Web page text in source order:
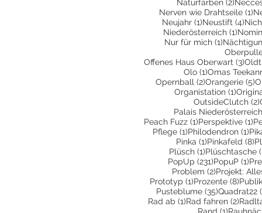
Naturfärben (2)2
Nerven wie Drahtseile (1)1
Neujahr (1)1 Beitrag
Neustift (4)4
Niederösterreich (1)1
Nur für mich (1)1 Beitrag
Offenes Haus Oberwart (3)3
Olo (1)1 Beitrag
Omas
Opernball (2)2 Beiträge
Orangerie (5)5
Organistation (1)1
OutsideClutch (2)
Palais Niederösterreich
Peach Fuzz (1)1 Beitrag
Perspektive (1)1
Pflege (1)1 Beitrag
Philodendron (1)1
Pinka (1)1 Beitrag
Pinkafeld (8)8
Plüsch (1)1 Beitrag
Plüschtasche
PopUp (231)231 Beiträge
PopuP (1)1
Problem (2)2 Beiträge
Projekt:
Prototyp (1)1 Beitrag
Prozente (8)8
Pusteblume (35)35 Beiträge
Quadrat22
Rad ab (1)1 Beitrag
Rad fahren (2)2
1 Beitrag